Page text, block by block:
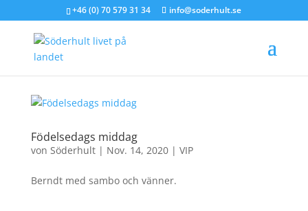
+46 (0) 70 579 31 34 info@soderhult.se
Födelsedags middag
von Söderhult| Nov. 14, 2020| VIP
Berndt med sambo och vänner.